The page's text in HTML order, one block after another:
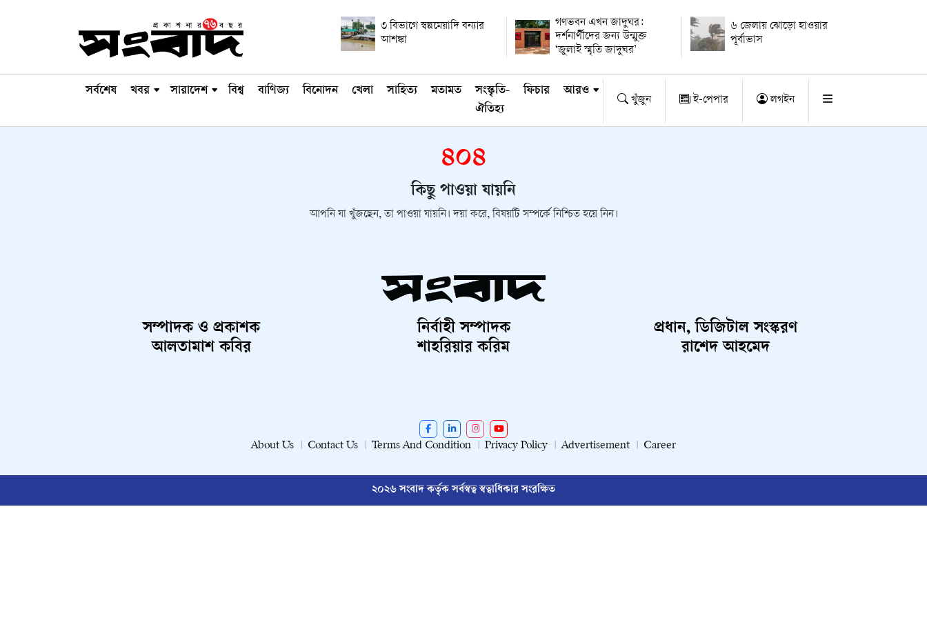
৩ বিভাগে স্বল্পমেয়াদি বন্যার
আশঙ্কা
গণভবন এখন জাদুঘর:
দর্শনার্থীদের জন্য উন্মুক্ত
‘জুলাই স্মৃতি জাদুঘর’
৬ জেলায় ঝোড়ো হাওয়ার
পূর্বাভাস
সর্বশেষ খবর সারাদেশ বিশ্ব বাণিজ্য বিনোদন খেলা সাহিত্য মতামত
সংস্কৃতি-
ঐতিহ্য
ফিচার আরও
খুঁজুন ই-পেপার লগইন
৪০৪
কিছু পাওয়া যায়নি
আপনি যা খুঁজছেন, তা পাওয়া যায়নি। দয়া করে, বিষয়টি সম্পর্কে নিশ্চিত হয়ে নিন।
সম্পাদক ও প্রকাশক
আলতামাশ কবির
নির্বাহী সম্পাদক
শাহরিয়ার করিম
প্রধান, ডিজিটাল সংস্করণ
রাশেদ আহমেদ
About Us Contact Us Terms And Condition Privacy Policy Advertisement Career
২০২৬ সংবাদ কর্তৃক সর্বস্বত্ব স্বত্বাধিকার সংরক্ষিত